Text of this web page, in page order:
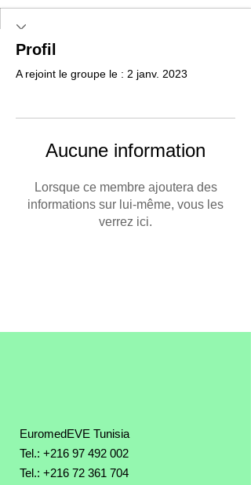
Profil
A rejoint le groupe le : 2 janv. 2023
Aucune information
Lorsque ce membre ajoutera des
informations sur lui-même, vous les
verrez ici.
EuromedEVE Tunisia
Tel.: +216 97 492 002
Tel.: +216 72 361 704